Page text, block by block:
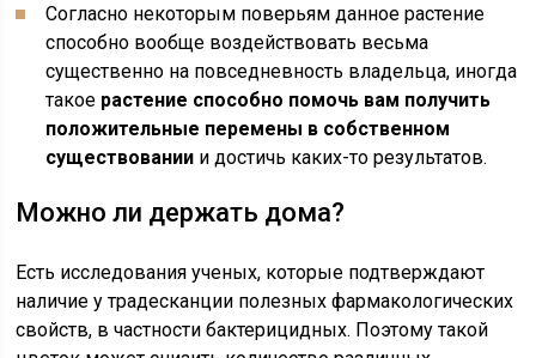
Согласно некоторым поверьям данное растение
способно вообще воздействовать весьма
существенно на повседневность владельца, иногда
такое растение способно помочь вам получить
положительные перемены в собственном
существовании и достичь каких-то результатов.
Можно ли держать дома?
Есть исследования ученых, которые подтверждают
наличие у традесканции полезных фармакологических
свойств, в частности бактерицидных. Поэтому такой